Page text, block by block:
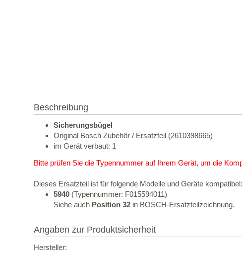
Beschreibung
Sicherungsbügel
Original Bosch Zubehör / Ersatzteil (2610398665)
im Gerät verbaut: 1
Bitte prüfen Sie die Typennummer auf Ihrem Gerät, um die
Dieses Ersatzteil ist für folgende Modelle und Geräte kompatibel:
5940 (Typennummer: F015594011)
Siehe auch Position 32 in BOSCH-Ersatzteilzeichnung.
Angaben zur Produktsicherheit
Hersteller: